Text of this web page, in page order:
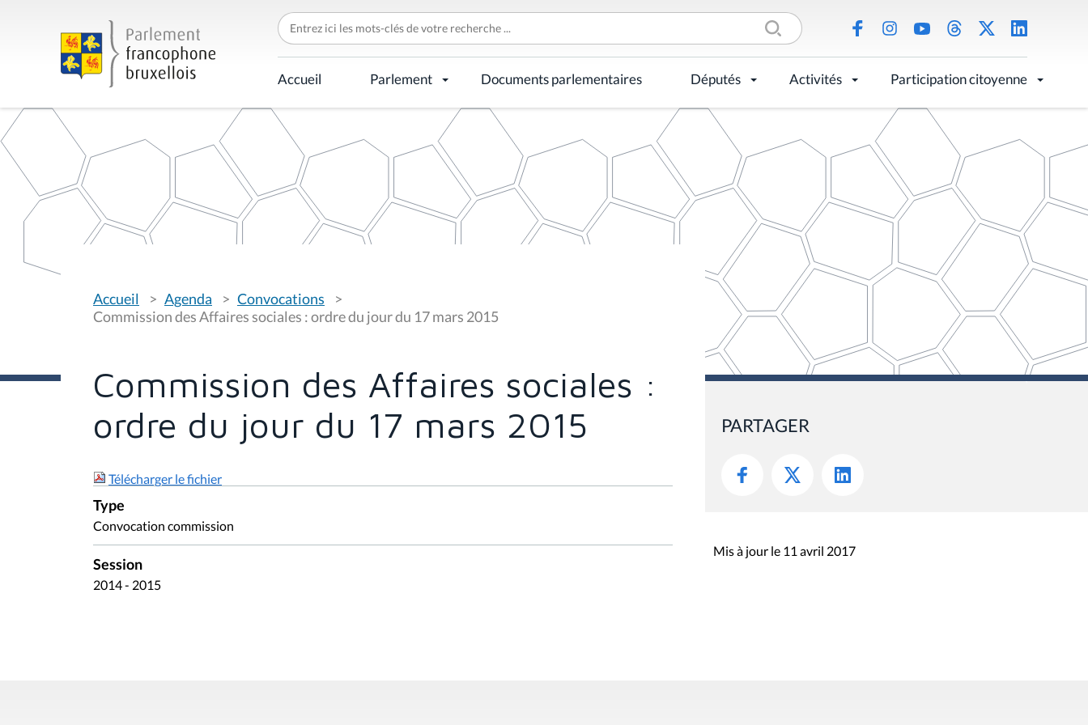
C
h
e
r
c
h
r
p
Accueil Parlement Documents parlementaires Députés Activités Participation citoyenne
o
u
s
s
i
:
Accueil Agenda
Convocations
Commission des Affaires sociales : ordre du jour du 17 mars 2015
Commission des Affaires sociales :
ordre du jour du 17 mars 2015
Télécharger le fichier
Type
Convocation commission
Session
2014 - 2015
PARTAGER
Mis à jour le 11 avril 2017